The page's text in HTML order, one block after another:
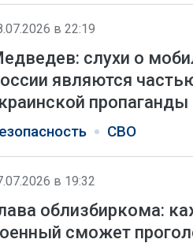
в 22:19
слухи о
являются
пропаганды
СВО
в 19:32
облизбиркома:
сможет